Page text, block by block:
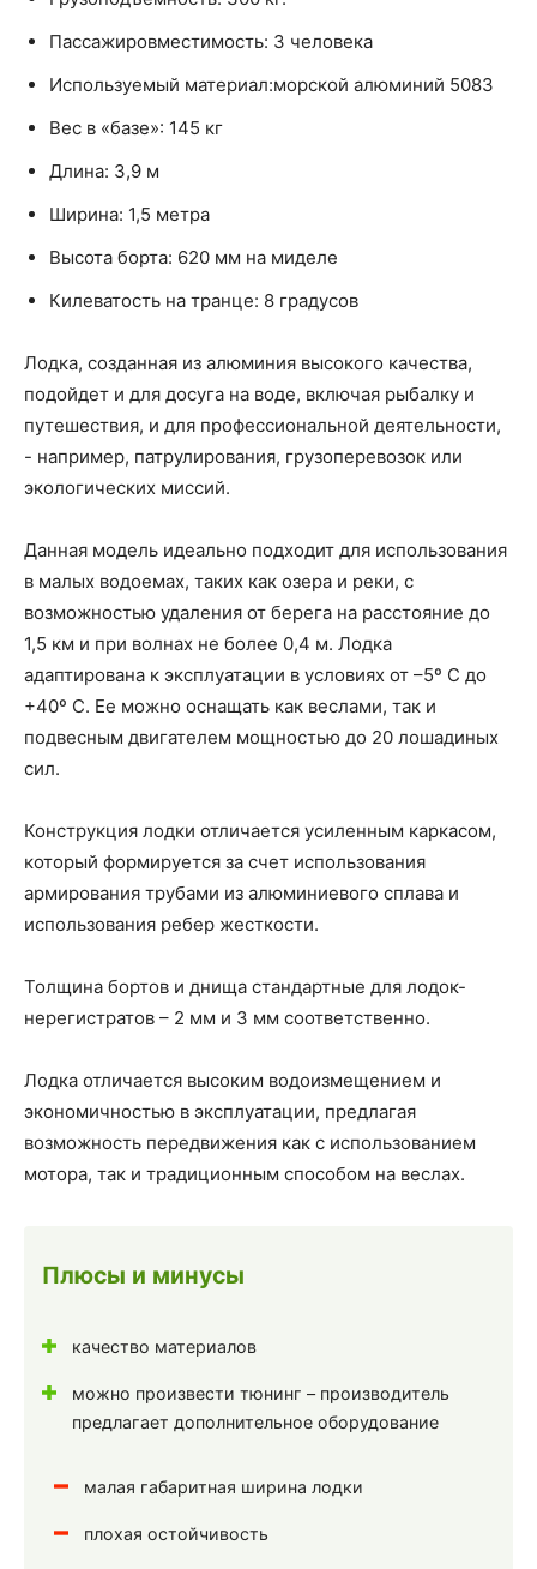
Пассажировместимость: 3 человека
Используемый материал:морской алюминий 5083
Вес в «базе»: 145 кг
Длина: 3,9 м
Ширина: 1,5 метра
Высота борта: 620 мм на миделе
Килеватость на транце: 8 градусов
Лодка, созданная из алюминия высокого качества,
подойдет и для досуга на воде, включая рыбалку и
путешествия, и для профессиональной деятельности,
- например, патрулирования, грузоперевозок или
экологических миссий.
Данная модель идеально подходит для использования
в малых водоемах, таких как озера и реки, с
возможностью удаления от берега на расстояние до
1,5 км и при волнах не более 0,4 м. Лодка
адаптирована к эксплуатации в условиях от –5º С до
+40º С. Ее можно оснащать как веслами, так и
подвесным двигателем мощностью до 20 лошадиных
сил.
Конструкция лодки отличается усиленным каркасом,
который формируется за счет использования
армирования трубами из алюминиевого сплава и
использования ребер жесткости.
Толщина бортов и днища стандартные для лодок-
нерегистратов – 2 мм и 3 мм соответственно.
Лодка отличается высоким водоизмещением и
экономичностью в эксплуатации, предлагая
возможность передвижения как с использованием
мотора, так и традиционным способом на веслах.
Плюсы и минусы
качество материалов
можно произвести тюнинг – производитель
предлагает дополнительное оборудование
малая габаритная ширина лодки
плохая остойчивость